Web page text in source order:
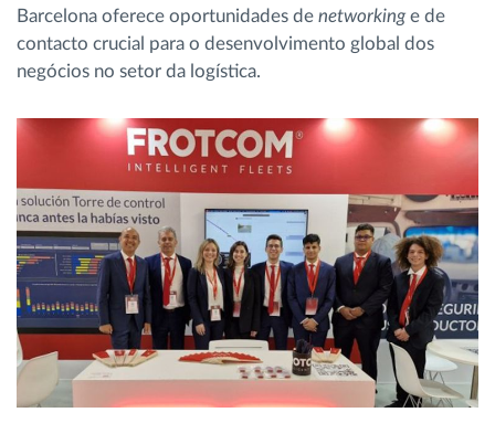
Barcelona oferece oportunidades de networking e de
contacto crucial para o desenvolvimento global dos
negócios no setor da logística.